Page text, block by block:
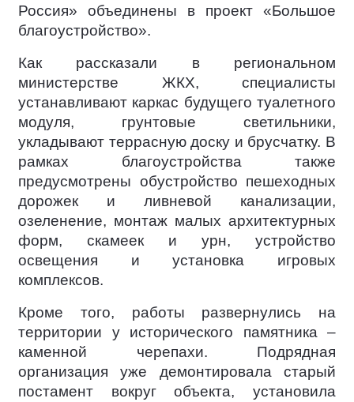
Россия» объединены в проект «Большое
благоустройство».
Как рассказали в региональном
министерстве ЖКХ, специалисты
устанавливают каркас будущего туалетного
модуля, грунтовые светильники,
укладывают террасную доску и брусчатку. В
рамках благоустройства также
предусмотрены обустройство пешеходных
дорожек и ливневой канализации,
озеленение, монтаж малых архитектурных
форм, скамеек и урн, устройство
освещения и установка игровых
комплексов.
Кроме того, работы развернулись на
территории у исторического памятника –
каменной черепахи. Подрядная
организация уже демонтировала старый
постамент вокруг объекта, установила